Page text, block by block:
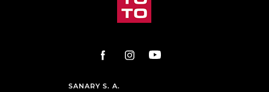
SANARY S. A.